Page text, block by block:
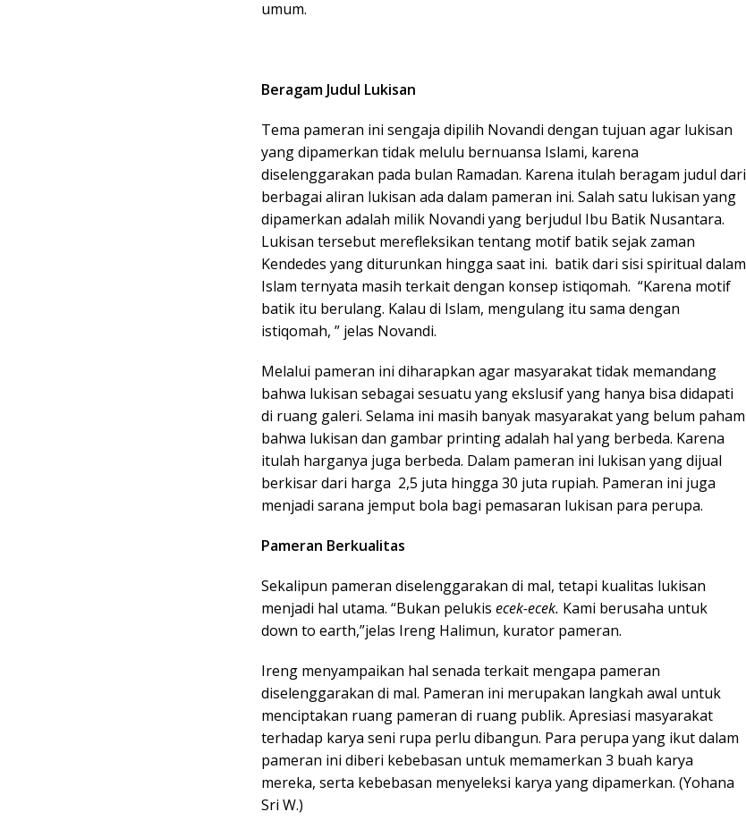
umum.
Beragam Judul Lukisan
Tema pameran ini sengaja dipilih Novandi dengan tujuan agar lukisan
yang dipamerkan tidak melulu bernuansa Islami, karena
diselenggarakan pada bulan Ramadan. Karena itulah beragam judul dari
berbagai aliran lukisan ada dalam pameran ini. Salah satu lukisan yang
dipamerkan adalah milik Novandi yang berjudul Ibu Batik Nusantara.
Lukisan tersebut merefleksikan tentang motif batik sejak zaman
Kendedes yang diturunkan hingga saat ini. batik dari sisi spiritual dalam
Islam ternyata masih terkait dengan konsep istiqomah. “Karena motif
batik itu berulang. Kalau di Islam, mengulang itu sama dengan
istiqomah, ” jelas Novandi.
Melalui pameran ini diharapkan agar masyarakat tidak memandang
bahwa lukisan sebagai sesuatu yang ekslusif yang hanya bisa didapati
di ruang galeri. Selama ini masih banyak masyarakat yang belum paham
bahwa lukisan dan gambar printing adalah hal yang berbeda. Karena
itulah harganya juga berbeda. Dalam pameran ini lukisan yang dijual
berkisar dari harga 2,5 juta hingga 30 juta rupiah. Pameran ini juga
menjadi sarana jemput bola bagi pemasaran lukisan para perupa.
Pameran Berkualitas
Sekalipun pameran diselenggarakan di mal, tetapi kualitas lukisan
menjadi hal utama. “Bukan pelukis ecek-ecek. Kami berusaha untuk
down to earth,”jelas Ireng Halimun, kurator pameran.
Ireng menyampaikan hal senada terkait mengapa pameran
diselenggarakan di mal. Pameran ini merupakan langkah awal untuk
menciptakan ruang pameran di ruang publik. Apresiasi masyarakat
terhadap karya seni rupa perlu dibangun. Para perupa yang ikut dalam
pameran ini diberi kebebasan untuk memamerkan 3 buah karya
mereka, serta kebebasan menyeleksi karya yang dipamerkan. (Yohana
Sri W.)